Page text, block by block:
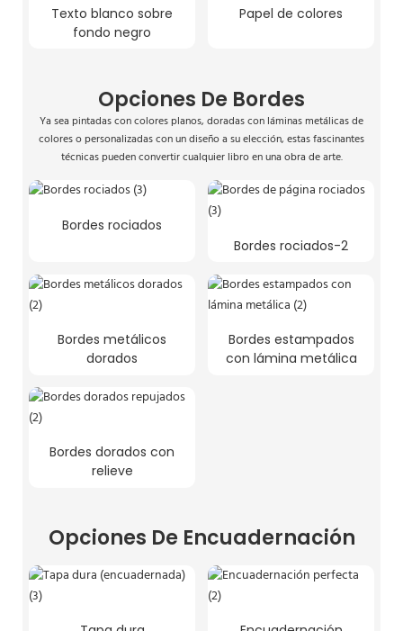
Texto blanco sobre
fondo negro
Papel de colores
Opciones De Bordes
Ya sea pintadas con colores planos, doradas con láminas metálicas de
colores o personalizadas con un diseño a su elección, estas fascinantes
técnicas pueden convertir cualquier libro en una obra de arte.
Bordes rociados
Bordes rociados-2
Bordes metálicos
dorados
Bordes estampados
con lámina metálica
Bordes dorados con
relieve
Opciones De Encuadernación